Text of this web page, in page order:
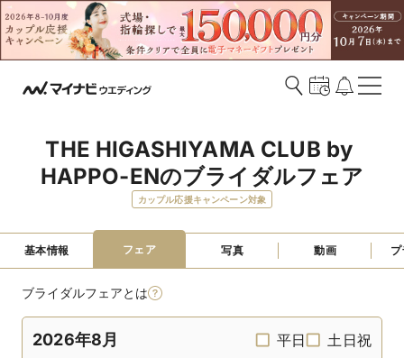
THE HIGASHIYAMA CLUB by
HAPPO-ENのブライダルフェア
カップル応援キャンペーン対象
基本情報 フェア 写真 動画
ブライダルフェアとは
2026年8月 平日 土日祝